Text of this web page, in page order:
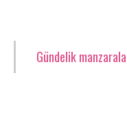
Gündelik